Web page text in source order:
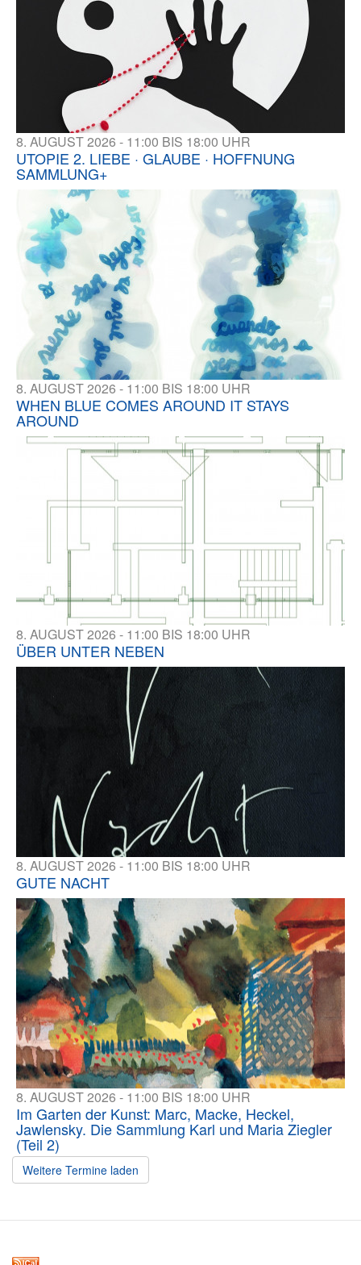
8. AUGUST 2026 - 11:00 BIS 18:00 UHR
UTOPIE 2. LIEBE · GLAUBE · HOFFNUNG
SAMMLUNG+
8. AUGUST 2026 - 11:00 BIS 18:00 UHR
WHEN BLUE COMES AROUND IT STAYS
AROUND
8. AUGUST 2026 - 11:00 BIS 18:00 UHR
ÜBER UNTER NEBEN
8. AUGUST 2026 - 11:00 BIS 18:00 UHR
GUTE NACHT
8. AUGUST 2026 - 11:00 BIS 18:00 UHR
Im Garten der Kunst: Marc, Macke, Heckel,
Jawlensky. Die Sammlung Karl und Maria Ziegler
(Teil 2)
Weitere Termine laden